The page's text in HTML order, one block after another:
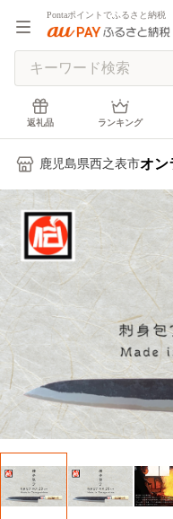
Pontaポイントでふるさと納税
返礼品 ランキング
鹿児島県西之表市オン